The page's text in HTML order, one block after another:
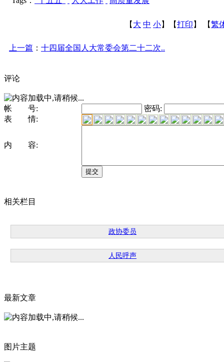
【 大 中 小】【打印 】 【繁
上一篇 ： 十四届全国人大常委会第二十二次..
评论
帐 号:
密码:
表 情:
内 容:
相关栏目
政协委员
人民呼声
最新文章
图片主题